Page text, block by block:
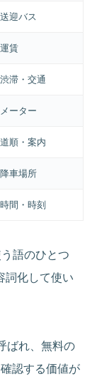
送迎バス
運賃
渋滞・交通
メーター
道順・案内
降車場所
時間・時刻
語のひとつ
詞化して使い
ばれ、無料の
認する価値が